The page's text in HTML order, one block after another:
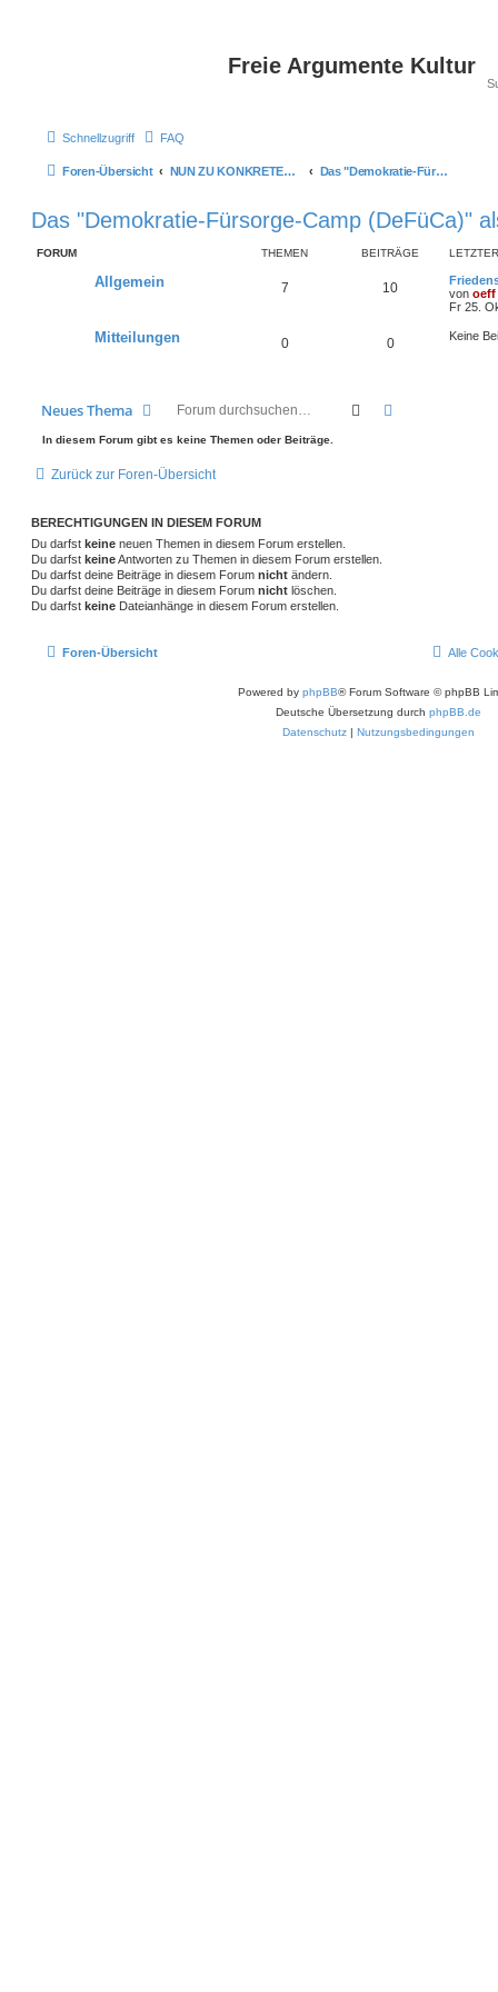
Freie Argumente Kultur
Schnellzugriff FAQ
Foren-Übersicht NUN ZU KONKRETEN AKTIONEN U PROJEKTEN, ALS WICHTIGSTES AUSSER-PARLAMENTARISCHE KOMMUNEN WIE DAS DeFüCa Das "Demokratie-Fürsorge-Camp (DeFüCa)" als Gesamt-Projekt
Das "Demokratie-Fürsorge-Camp (DeFüCa)"
FORUM THEMEN BEITRÄGE
Allgemein 7 10
von oeff
Fr 25.
Mitteilungen 0 0 Keine
Neues Thema Suche
In diesem Forum gibt es keine Themen oder Beiträge.
Zurück zur Foren-Übersicht
BERECHTIGUNGEN IN DIESEM FORUM
Du darfst keine neuen Themen in diesem Forum erstellen.
Du darfst keineAntworten zu Themen in diesem Forum erstellen.
Du darfst deine Beiträge in diesem Forum nicht ändern.
Du darfst deine Beiträge in diesem Forum nicht löschen.
Du darfst keine Dateianhänge in diesem Forum erstellen.
Foren-Übersicht Alle
Powered by phpBB® Forum Software © phpBB
Deutsche Übersetzung durch phpBB.de
Datenschutz | Nutzungsbedingungen